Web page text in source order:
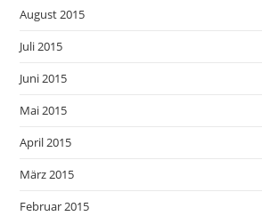
August 2015
Juli 2015
Juni 2015
Mai 2015
April 2015
März 2015
Februar 2015